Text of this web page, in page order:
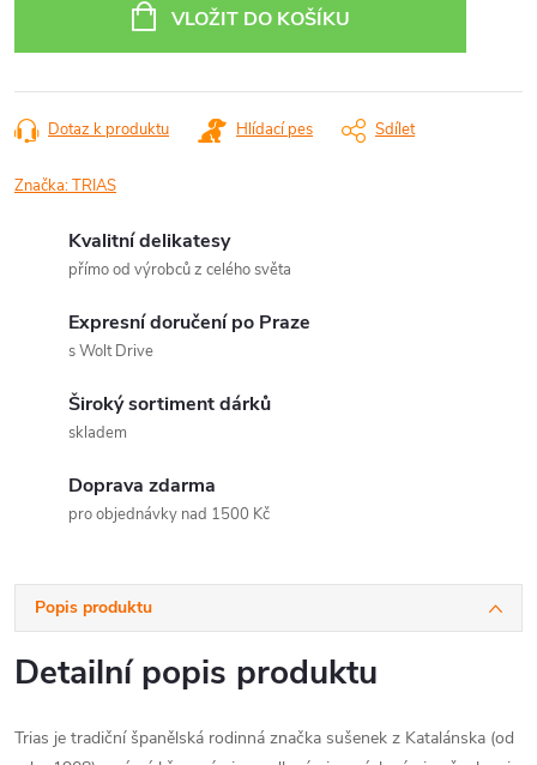
VLOŽIT DO KOŠÍKU
Dotaz k produktu Hlídací pes Sdílet
Značka:TRIAS
Kvalitní delikatesy
přímo od výrobců z celého světa
Expresní doručení po Praze
s Wolt Drive
Široký sortiment dárků
skladem
Doprava zdarma
pro objednávky nad 1500 Kč
Popis produktu
Detailní popis produktu
Trias je tradiční španělská rodinná značka sušenek z Katalánska (od